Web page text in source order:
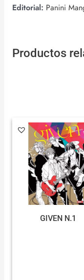
Editorial: Panini
Productos
GIVEN N.1